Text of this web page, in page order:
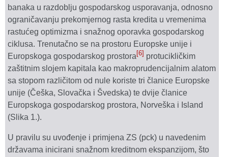
banaka u razdoblju gospodarskog usporavanja, odnosno
ograničavanju prekomjernog rasta kredita u vremenima
rastućeg optimizma i snažnog oporavka gospodarskog
ciklusa. Trenutačno se na prostoru Europske unije i
Europskoga gospodarskog prostora [6] protucikličkim
zaštitnim slojem kapitala kao makroprudencijalnim alatom
sa stopom različitom od nule koriste tri članice Europske
unije (Češka, Slovačka i Švedska) te dvije članice
Europskoga gospodarskog prostora, Norveška i Island
(Slika 1.).
U pravilu su uvođenje i primjena ZS (pck) u navedenim
državama inicirani snažnom kreditnom ekspanzijom, što